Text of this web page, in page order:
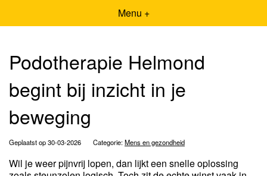
Menu +
Podotherapie Helmond
begint bij inzicht in je
beweging
Geplaatst op 30-03-2026 Categorie:Mens en gezondheid
Wil je weer pijnvrij lopen, dan lijkt een snelle oplossing